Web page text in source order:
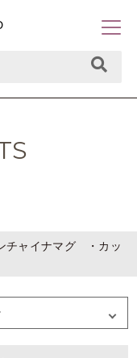
チャイナマグ ・カッ